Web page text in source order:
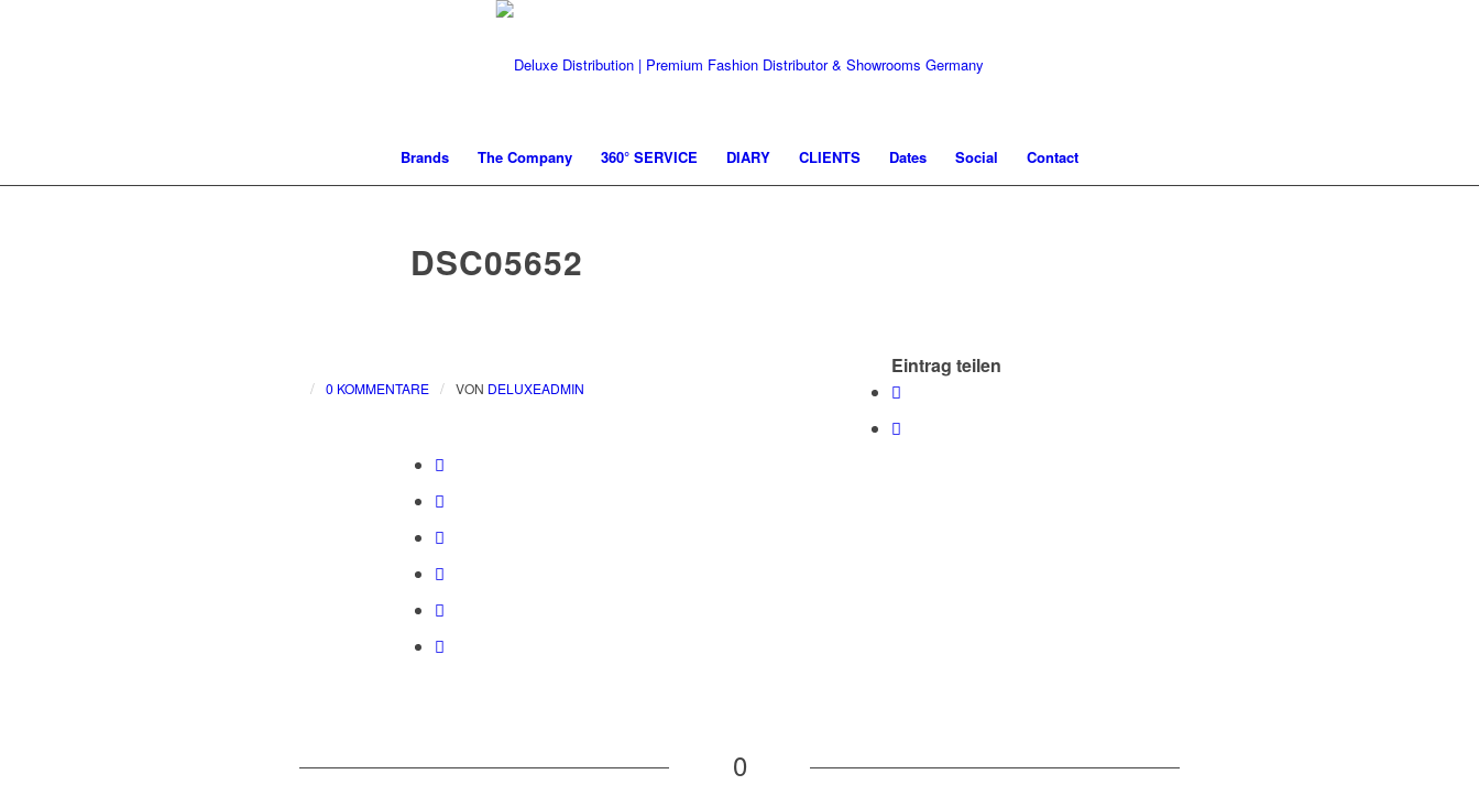
Brands The Company 360° SERVICE DIARY CLIENTS Dates Social Contact
DSC05652
/ 0 KOMMENTARE / VON DELUXEADMIN
Eintrag teilen
0